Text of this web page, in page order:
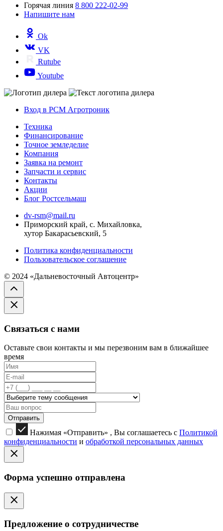
Горячая линия 8 800 222-02-99
Напишите нам
Ok
VK
Rutube
Youtube
Вход в РСМ Агротроник
Техника
Финансирование
Точное земледелие
Компания
Заявка на ремонт
Запчасти и сервис
Контакты
Акции
Блог Ростсельмаш
dv-rsm@mail.ru
Приморский край, с. Михайловка,
хутор Бакарасьевский, 5
Политика конфиденциальности
Пользовательское соглашение
© 2024 «Дальневосточный Автоцентр»
Связаться с нами
Оставьте свои контакты и мы перезвоним вам в ближайшее
время
Отправить
Нажимая «Отправить» , Вы соглашаетесь с Политикой
конфиденциальности и обработкой персональных данных
Форма успешно отправлена
Предложение о сотрудничестве